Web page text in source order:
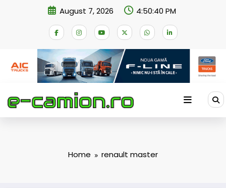
August 7, 2026 4:50:41 PM
Home renault master